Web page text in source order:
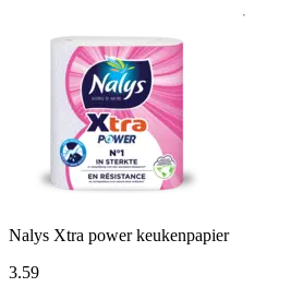
Nalys Xtra power keukenpapier
3.59